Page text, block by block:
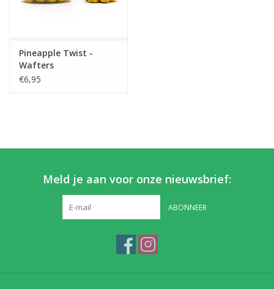
Bulk Deals
Nieuws
Pineapple Twist -
Wafters
€6,95
Meld je aan voor onze nieuwsbrief:
ABONNEER